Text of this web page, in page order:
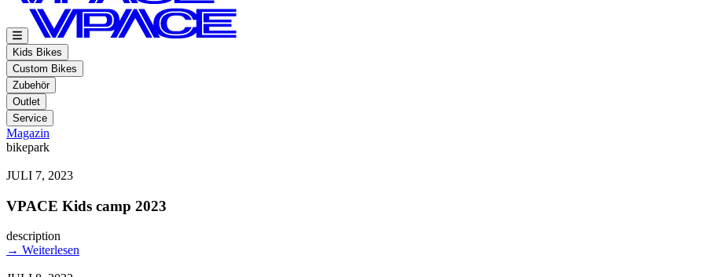
Kids Bikes
Custom Bikes
Zubehör
Outlet
Service
Magazin
bikepark
JULI 7, 2023
VPACE Kids camp 2023
description
→ Weiterlesen